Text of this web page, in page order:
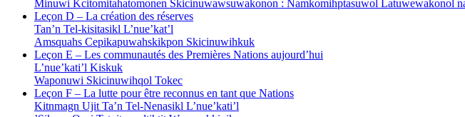
Minuwi Kcitomitahatomonen Skicinuwawsuwakonon : Namkomihptasuwol Latuwewakonol
Leçon D – La création des réserves
Tan’n Tel-kisitasikl L’nue’kat’l
Amsquahs Cepikapuwahskikpon Skicinuwihkuk
Leçon E – Les communautés des Premières Nations aujourd’hui
L’nue’kati’l Kiskuk
Waponuwi Skicinuwihqol Tokec
Leçon F – La lutte pour être reconnus en tant que Nations
Kitnmagn Ujit Ta’n Tel-Nenasikl L’nue’kati’l